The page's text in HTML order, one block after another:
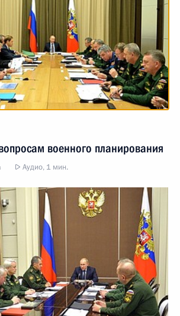
военного планирования
Аудио, 1 мин.